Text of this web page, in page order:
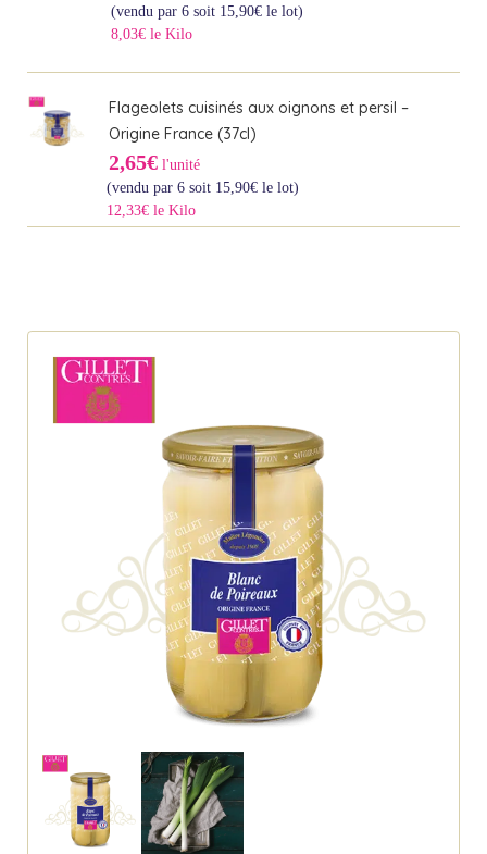
(vendu par 6 soit 15,90€ le lot)
8,03€ le Kilo
Flageolets cuisinés aux oignons et persil –
Origine France (37cl)
2,65€ l'unité
(vendu par 6 soit 15,90€ le lot)
12,33€ le Kilo